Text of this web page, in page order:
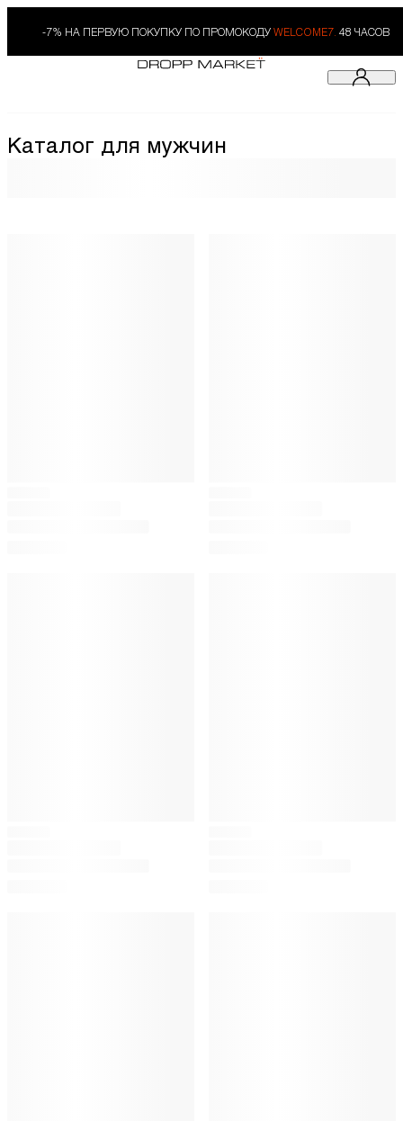
-7% НА ПЕРВУЮ ПОКУПКУ ПО ПРОМОКОДУ WELCOME7. 48 ЧАСОВ
Каталог для мужчин